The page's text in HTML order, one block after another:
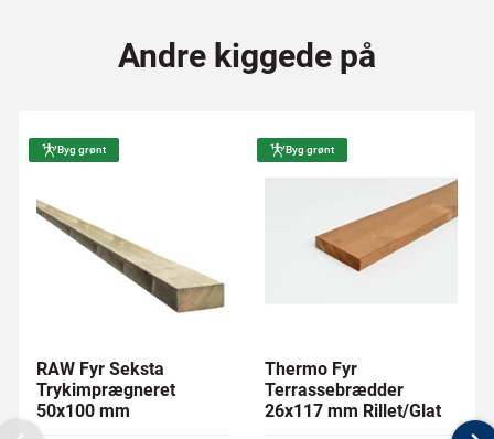
Andre kiggede på
Byg grønt
RAW Fyr Seksta
Trykimprægneret
50x100 mm
Byg grønt
Thermo Fyr
Terrassebrædder
26x117 mm Rillet/Glat